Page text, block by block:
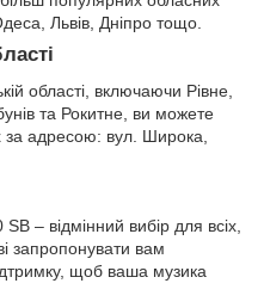
Львів, Дніпро тощо.
області, включаючи Рівне,
та Рокитне, ви можете
за адресою: вул. Широка,
– відмінний вибір для всіх,
запропонувати вам
щоб ваша музика